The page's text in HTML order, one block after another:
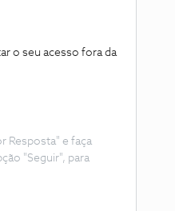
o seu acesso fora da
Resposta" e faça
"Seguir", para